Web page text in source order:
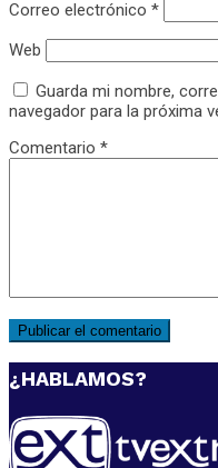
Correo electrónico *
Web
Guarda mi nombre,
navegador para la próxima
Comentario *
¿HABLAMOS?